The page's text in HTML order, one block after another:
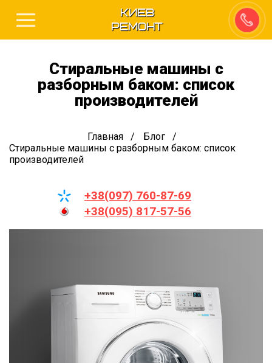
Киев
Ремонт
Стиральные машины с
разборным баком: список
производителей
Главная
Блог
Стиральные машины с разборным баком: список
производителей
+38(097) 760-87-69
+38(095) 817-57-56